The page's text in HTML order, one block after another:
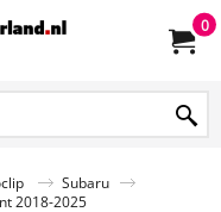
0
Subaru
2018-2025